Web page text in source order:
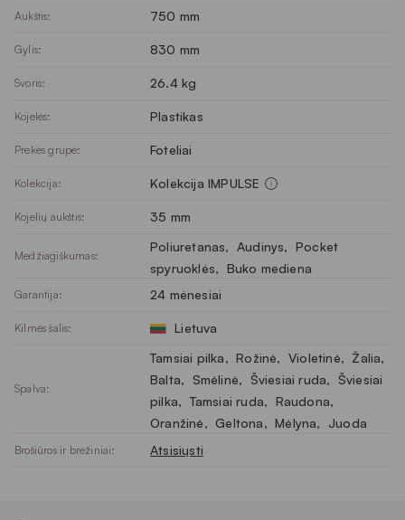
Aukštis: 750 mm
Gylis: 830 mm
Svoris: 26.4 kg
Kojelės: Plastikas
Prekės grupė: Foteliai
Kolekcija: Kolekcija IMPULSE
Kojelių aukštis: 35 mm
Medžiagiškumas:
Poliuretanas, Audinys, Pocket
spyruoklės, Buko mediena
Garantija: 24 mėnesiai
Kilmės šalis: Lietuva
Spalva:
Tamsiai pilka, Rožinė, Violetinė, Žalia,
Balta, Smėlinė, Šviesiai ruda, Šviesiai
pilka, Tamsiai ruda, Raudona,
Oranžinė, Geltona, Mėlyna, Juoda
Brošiūros ir brėžiniai: Atsisiųsti